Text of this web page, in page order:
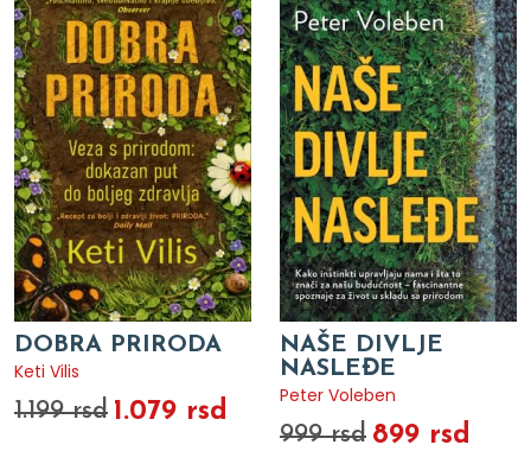
DOBRA PRIRODA
Keti Vilis
1.199 rsd 1.079 rsd
NAŠE DIVLJE
NASLEĐE
Peter Voleben
999 rsd 899 rsd